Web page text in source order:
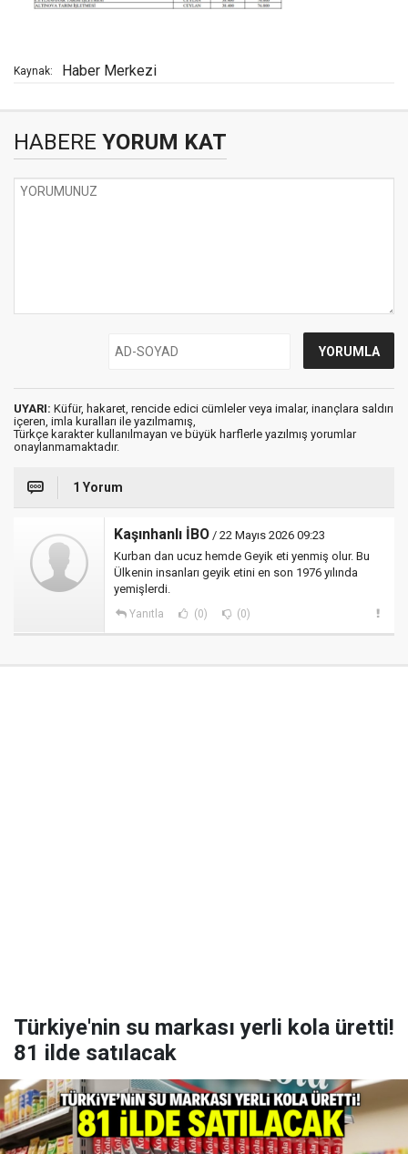
Kaynak: Haber Merkezi
HABERE YORUM KAT
UYARI: Küfür, hakaret, rencide edici cümleler veya imalar, inançlara saldırı
içeren, imla kuralları ile yazılmamış,
Türkçe karakter kullanılmayan ve büyük harflerle yazılmış yorumlar
onaylanmamaktadır.
1 Yorum
Kaşınhanlı İBO / 22 Mayıs 2026 09:23
Kurban dan ucuz hemde Geyik eti yenmiş olur. Bu
Ülkenin insanları geyik etini en son 1976 yılında
yemişlerdi.
Yanıtla (0) (0)
Türkiye'nin su markası yerli kola üretti!
81 ilde satılacak